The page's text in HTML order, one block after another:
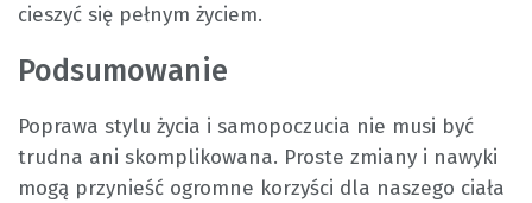
cieszyć się pełnym życiem.
Podsumowanie
Poprawa stylu życia i samopoczucia nie musi być
trudna ani skomplikowana. Proste zmiany i nawyki
mogą przynieść ogromne korzyści dla naszego ciała